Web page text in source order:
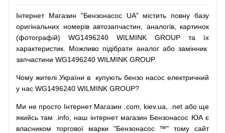
Інтернет Магазин "Бензонасос UA" містить повну базу
оригінальних номерів автозапчастин аналогів,
картинок
(фотографій) WG1496240 WILMINK GROUP та їх
характеристик. Можливо підібрати аналог або замінник
запчастини WG1496240 WILMINK GROUP.
Чому жителі України в купують бензо насос електричний
у нас WG1496240 WILMINK GROUP?
Ми не просто Інтернет Магазин .com kiev.ua .net або ще
якийсь там .info, наш інтернет магазин Бензонасос ЮА є
власником
торгової марки "Бензонасос ™" тому
сайт